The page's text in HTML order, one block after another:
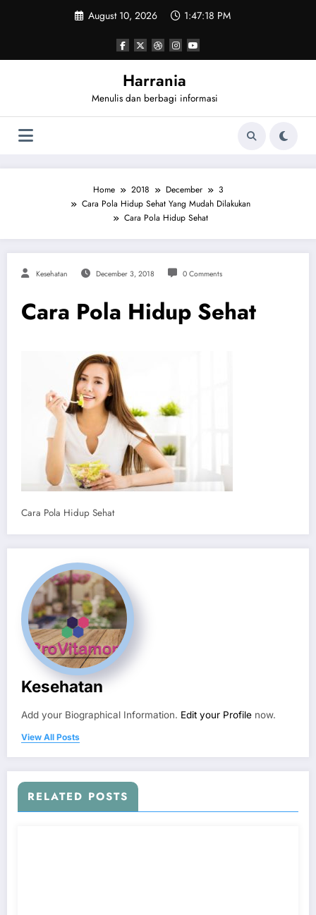
August 10, 2026 1:47:19 PM
Harrania
Menulis dan berbagi informasi
Home 2018 December
3
Cara Pola Hidup Sehat Yang Mudah Dilakukan
Cara Pola Hidup Sehat
Kesehatan December 3, 2018 0 Comments
Cara Pola Hidup Sehat
Cara Pola Hidup Sehat
Kesehatan
Add your Biographical Information. Edit your Profile now.
View All Posts
RELATED POSTS